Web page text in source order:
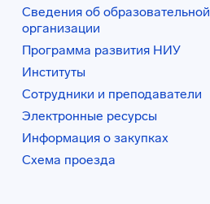
Сведения об образовательной
организации
Программа развития НИУ
Институты
Сотрудники и преподаватели
Электронные ресурсы
Информация о закупках
Схема проезда